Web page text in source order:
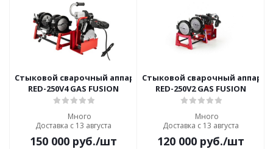
Стыковой сварочный аппарат с механическим приводом
RED-250V4 GAS FUSION
Много
Доставка с 13 августа
150 000руб./шт
Стыковой сварочный
RED-250V2 GAS FUSION
Много
Доставка с 13 августа
120 000руб./шт